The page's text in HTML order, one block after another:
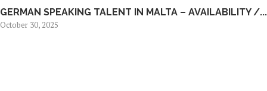
GERMAN SPEAKING TALENT IN MALTA – AVAILABILITY /...
October 30, 2025